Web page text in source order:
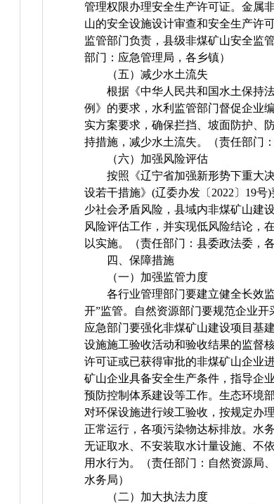
管理权限办理安全生产许可证。金属
山的安全设施设计审查和安全生产许
监管部门负责，县级非煤矿山安全监
部门：应急管理局，各乡镇）
（五）减少水土流失
根据《中华人民共和国水土保持
例》的要求，水利监管部门督促企业
实方案要求，确保拦挡、坡面防护、
持措施，减少水土流失。（责任部门
（六）加强风险评估
按照《辽宁省加强新形势下重大
设若干措施》(辽委办发〔2022〕19
少社会矛盾风险，县域内非煤矿山建
风险评估工作，并实现低风险结论，
以实施。（责任部门：县委政法委，各
四、保障措施
（一）加强监管力度
各行业管理部门要建立健全长效
开”监管。自然资源部门要规范企业开
应急部门要强化非煤矿山建设项目基
设施施工验收活动和验收结果的监督
许可证或已获得审批的非煤矿山企业
矿山企业具备安全生产条件，指导企
预防控制体系建设等工作。生态环境
对环保设施进行竣工验收，按规定办
正常运行，各项污染物达标排放。水
无证取水、不安装取水计量设施、不
用水行为。（责任部门：自然资源局
水务局）
（二）加大执法力度